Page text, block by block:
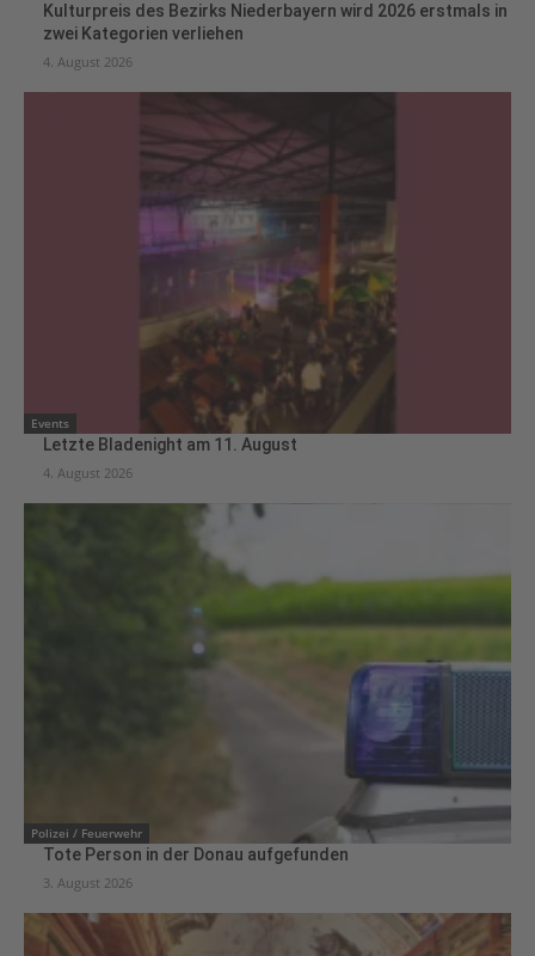
Kulturpreis des Bezirks Niederbayern wird 2026 erstmals in
zwei Kategorien verliehen
4. August 2026
Events
Letzte Bladenight am 11. August
4. August 2026
Polizei / Feuerwehr
Tote Person in der Donau aufgefunden
3. August 2026